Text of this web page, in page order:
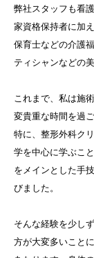
弊社スタッフも看
家資格保持者に加
保育士などの介護
ティシャンなどの
これまで、私は施
変貴重な時間を過
特に、整形外科ク
学を中心に学ぶこ
をメインとした手
びました。
そんな経験を少し
方が大変多いこと